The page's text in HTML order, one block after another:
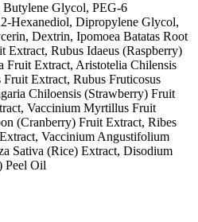
Butylene Glycol, PEG-6
Hexanediol, Dipropylene Glycol,
Dextrin, Ipomoea Batatas Root
Extract, Rubus Idaeus (Raspberry)
Fruit Extract, Aristotelia Chilensis
Extract, Rubus Fruticosus
Chiloensis (Strawberry) Fruit
Vaccinium Myrtillus Fruit
(Cranberry) Fruit Extract, Ribes
Vaccinium Angustifolium
Sativa (Rice) Extract, Disodium
Peel Oil